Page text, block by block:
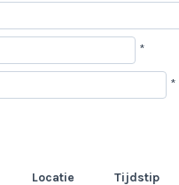
*
*
Locatie
Tijdstip